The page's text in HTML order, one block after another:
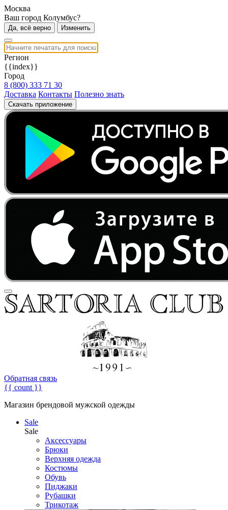
Москва
Ваш город Колумбус?
Да, всё верно Изменить
Регион
{{index}}
Город
8 (800) 333 71 30
Доставка Контакты Полезно знать
Скачать приложение
Обратная связь
{{ count }}
Магазин брендовой мужской одежды
Sale
Sale
Аксессуары
Брюки
Верхняя одежда
Костюмы
Обувь
Пиджаки
Рубашки
Трикотаж